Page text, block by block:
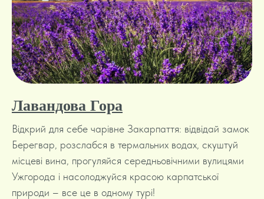
Лавандова Гора
Відкрий для себе чарівне Закарпаття: відвідай замок
Берегвар, розслабся в термальних водах, скуштуй
місцеві вина, прогуляйся середньовічними вулицями
Ужгорода і насолоджуйся красою карпатської
природи – все це в одному турі!